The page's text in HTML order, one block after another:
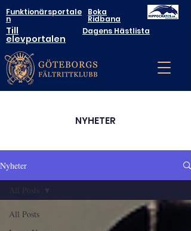
Funktionärsportale
n
Boka
Ridbana
Till
elevportalen
Dagens Hästlista
NYHETER
Nyheter
All Posts